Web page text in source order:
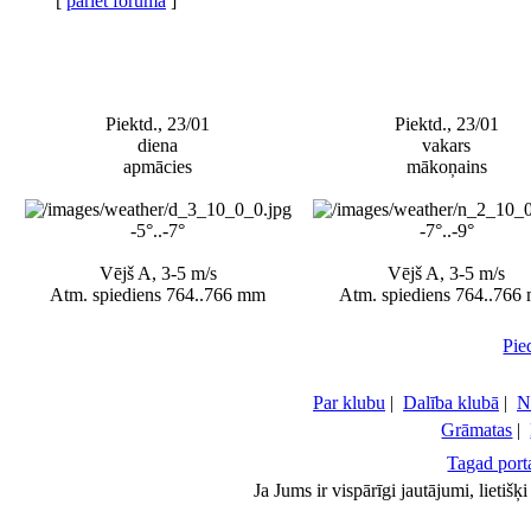
Piektd., 23/01
diena
apmācies
-5°..-7°
Vējš A, 3-5 m/s
Atm. spiediens 764..766 mm
Piektd., 23/01
vakars
mākoņains
-7°..-9°
Vējš A, 3-5 m/s
Atm. spiediens 764..766
Par klubu | Dalība klubā |
Grāmatas |
Tagad
Ja Jums ir vispārīgi jautājumi,